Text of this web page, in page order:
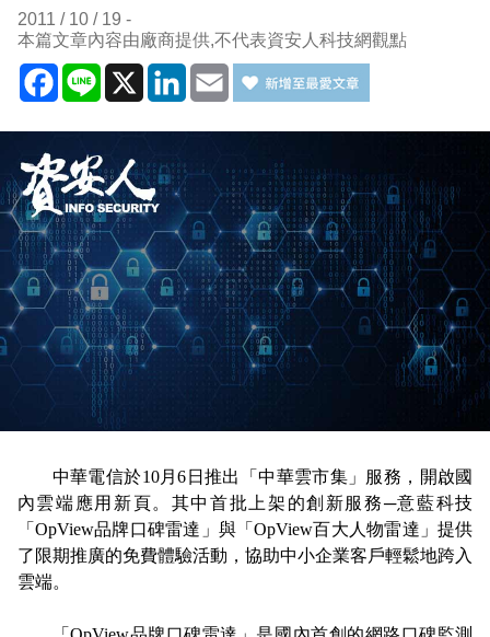
2011 / 10 / 19
本篇文章內容由廠商提供,不代表資安人科技網觀點
Facebook
Line X LinkedIn
Email
中華電信於10月6日推出「中華雲市集」服務，開啟國
內雲端應用新頁。其中首批上架的創新服務─意藍科技
「OpView品牌口碑雷達」與「OpView百大人物雷達」提供
了限期推廣的免費體驗活動，協助中小企業客戶輕鬆地跨入
雲端。